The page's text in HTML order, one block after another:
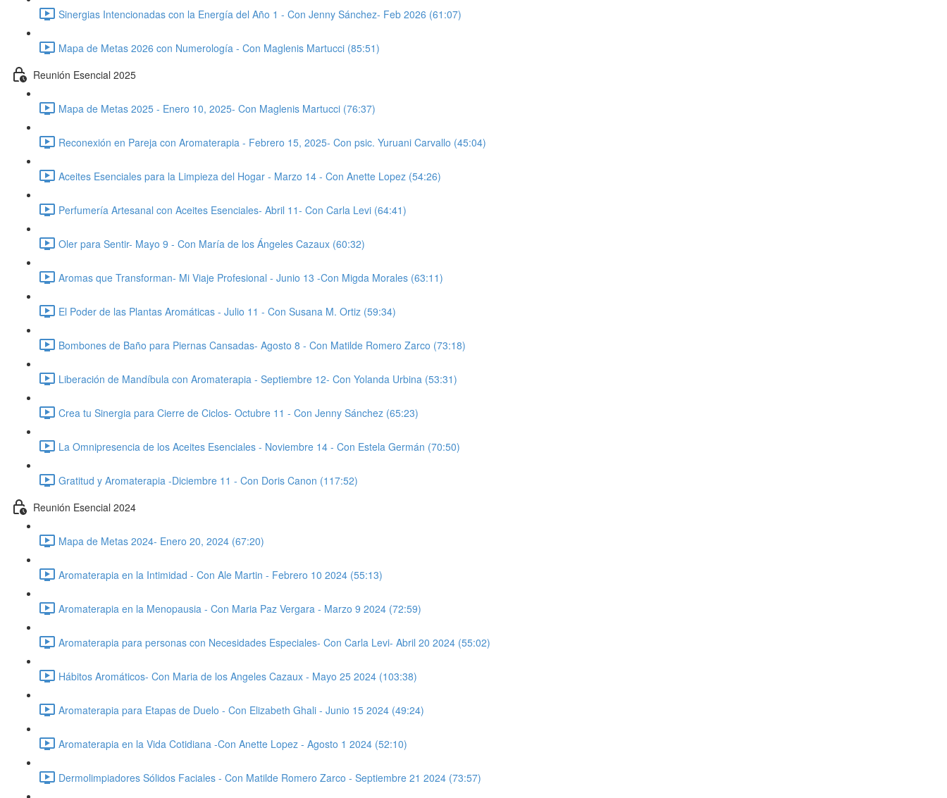
Sinergias Intencionadas con la Energía del Año 1 - Con Jenny Sánchez- Feb 2026 (61:07)
Mapa de Metas 2026 con Numerología - Con Maglenis Martucci (85:51)
Reunión Esencial 2025
Mapa de Metas 2025 - Enero 10, 2025- Con Maglenis Martucci (76:37)
Reconexión en Pareja con Aromaterapia - Febrero 15, 2025- Con psic. Yuruani Carvallo (45:04)
Aceites Esenciales para la Limpieza del Hogar - Marzo 14 - Con Anette Lopez (54:26)
Perfumería Artesanal con Aceites Esenciales- Abril 11- Con Carla Levi (64:41)
Oler para Sentir- Mayo 9 - Con María de los Ángeles Cazaux (60:32)
Aromas que Transforman- Mi Viaje Profesional - Junio 13 -Con Migda Morales (63:11)
El Poder de las Plantas Aromáticas - Julio 11 - Con Susana M. Ortiz (59:34)
Bombones de Baño para Piernas Cansadas- Agosto 8 - Con Matilde Romero Zarco (73:18)
Liberación de Mandíbula con Aromaterapia - Septiembre 12- Con Yolanda Urbina (53:31)
Crea tu Sinergia para Cierre de Ciclos- Octubre 11 - Con Jenny Sánchez (65:23)
La Omnipresencia de los Aceites Esenciales - Noviembre 14 - Con Estela Germán (70:50)
Gratitud y Aromaterapia -Diciembre 11 - Con Doris Canon (117:52)
Reunión Esencial 2024
Mapa de Metas 2024- Enero 20, 2024 (67:20)
Aromaterapia en la Intimidad - Con Ale Martin - Febrero 10 2024 (55:13)
Aromaterapia en la Menopausia - Con Maria Paz Vergara - Marzo 9 2024 (72:59)
Aromaterapia para personas con Necesidades Especiales- Con Carla Levi- Abril 20 2024 (55:02)
Hábitos Aromáticos- Con Maria de los Angeles Cazaux - Mayo 25 2024 (103:38)
Aromaterapia para Etapas de Duelo - Con Elizabeth Ghali - Junio 15 2024 (49:24)
Aromaterapia en la Vida Cotidiana -Con Anette Lopez - Agosto 1 2024 (52:10)
Dermolimpiadores Sólidos Faciales - Con Matilde Romero Zarco - Septiembre 21 2024 (73:57)